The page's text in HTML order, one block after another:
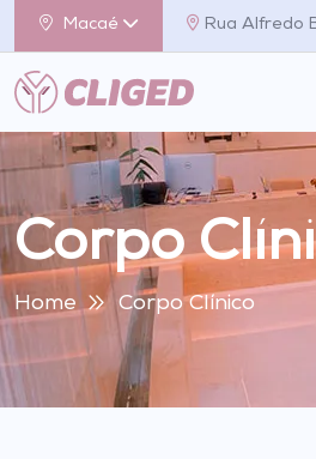
Macaé Rua Alfredo
Corpo
Home Corpo Clínico